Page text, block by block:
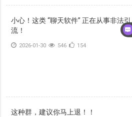
小心！这类 “聊天软件” 正在从事非法引
流！
2026-01-30 546 154
这种群，建议你马上退！！